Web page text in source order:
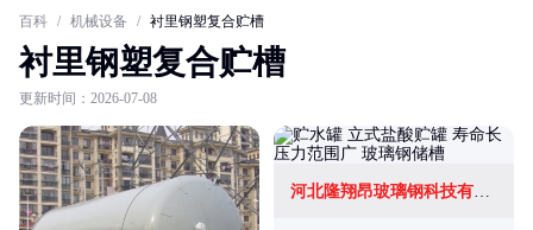
百科 / 机械设备 / 衬里钢塑复合贮槽
衬里钢塑复合贮槽
更新时间：2026-07-08
河北隆翔昂玻璃钢科技有限公司